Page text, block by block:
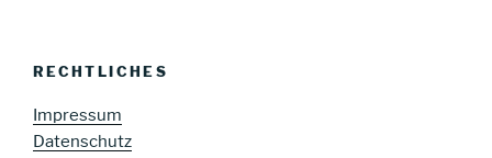
RECHTLICHES
Impressum
Datenschutz